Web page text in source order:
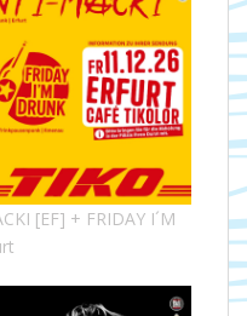
[EF] + FRIDAY I´M